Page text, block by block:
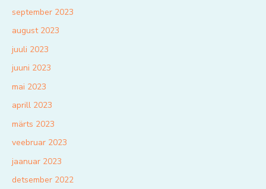
september 2023
august 2023
juuli 2023
juuni 2023
mai 2023
aprill 2023
märts 2023
veebruar 2023
jaanuar 2023
detsember 2022